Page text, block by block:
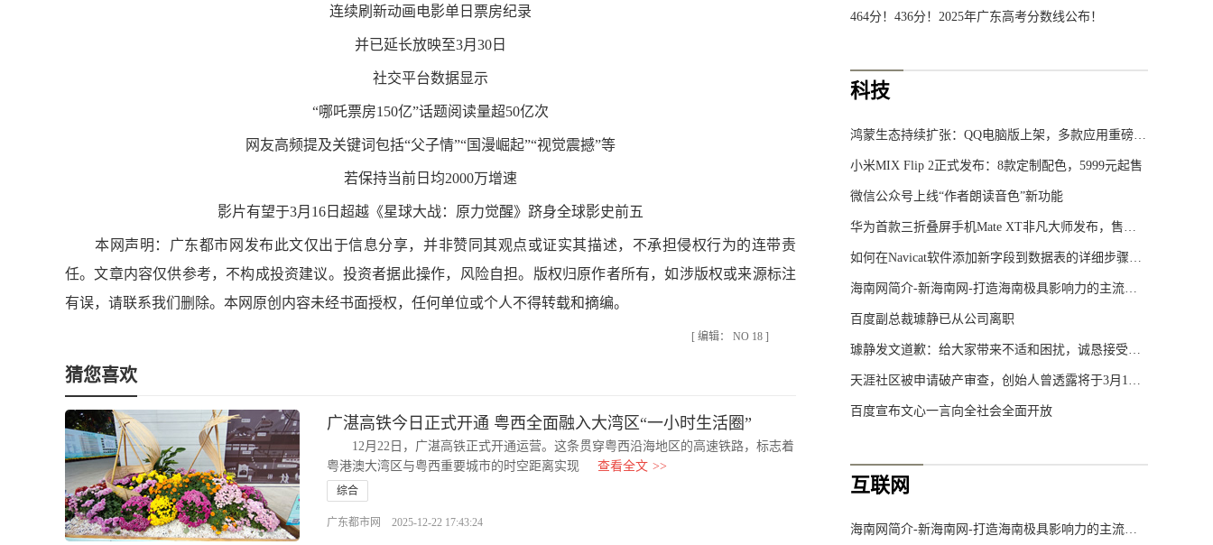
连续刷新动画电影单日票房纪录
并已延长放映至3月30日
社交平台数据显示
“哪吒票房150亿”话题阅读量超50亿次
网友高频提及关键词包括“父子情”“国漫崛起”“视觉震撼”等
若保持当前日均2000万增速
影片有望于3月16日超越《星球大战：原力觉醒》跻身全球影史前五
本网声明：广东都市网发布此文仅出于信息分享，并非赞同其观点或证实其描述，不承担侵权行为的连带责
任。文章内容仅供参考，不构成投资建议。投资者据此操作，风险自担。版权归原作者所有，如涉版权或来源标注
有误，请联系我们删除。本网原创内容未经书面授权，任何单位或个人不得转载和摘编。
[ 编辑： NO 18 ]
猜您喜欢
广湛高铁今日正式开通 粤西全面融入大湾区“一小时生活圈”
12月22日，广湛高铁正式开通运营。这条贯穿粤西沿海地区的高速铁路，标志着
粤港澳大湾区与粤西重要城市的时空距离实现
查看全文 >>
综合
广东都市网 2025-12-22 17:43:24
464分！436分！2025年广东高考分数线公布！
科技
鸿蒙生态持续扩张：QQ电脑版上架，多款应用重磅更新
小米MIX Flip 2正式发布：8款定制配色，5999元起售
微信公众号上线“作者朗读音色”新功能
华为首款三折叠屏手机Mate XT非凡大师发布，售价19999元起
如何在Navicat软件添加新字段到数据表的详细步骤及教程
海南网简介-新海南网-打造海南极具影响力的主流综合门户网站
百度副总裁璩静已从公司离职
璩静发文道歉：给大家带来不适和困扰，诚恳接受批评
天涯社区被申请破产审查，创始人曾透露将于3月1日重启
百度宣布文心一言向全社会全面开放
互联网
海南网简介-新海南网-打造海南极具影响力的主流综合门户网站